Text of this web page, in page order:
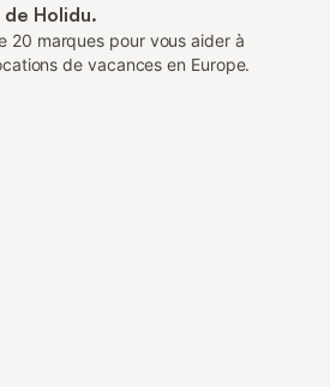
Holidu.
20 marques pour vous aider à
de vacances en Europe.